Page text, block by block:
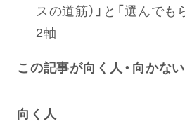
スの道筋）」と「選んでも
2軸
この記事が向く人・向かな
向く人